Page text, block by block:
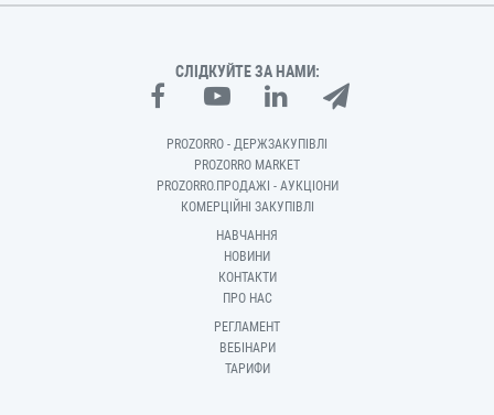
СЛІДКУЙТЕ ЗА НАМИ:
PROZORRO - ДЕРЖЗАКУПІВЛІ
PROZORRO MARKET
PROZORRO.ПРОДАЖІ - АУКЦІОНИ
КОМЕРЦІЙНІ ЗАКУПІВЛІ
НАВЧАННЯ
НОВИНИ
КОНТАКТИ
ПРО НАС
РЕГЛАМЕНТ
ВЕБІНАРИ
ТАРИФИ